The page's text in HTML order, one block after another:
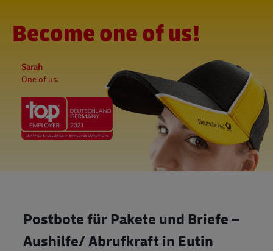
Become one of us!
Sarah
One of us.
Postbote für Pakete und Briefe –
Aushilfe/ Abrufkraft in Eutin